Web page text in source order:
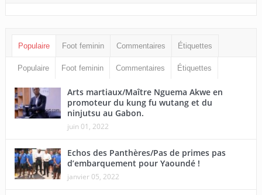
Populaire Foot feminin Commentaires Étiquettes
Populaire Foot feminin Commentaires Étiquettes
Arts martiaux/Maître Nguema Akwe en
promoteur du kung fu wutang et du
ninjutsu au Gabon.
juin 01, 2022
Echos des Panthères/Pas de primes pas
d’embarquement pour Yaoundé !
janvier 05, 2022